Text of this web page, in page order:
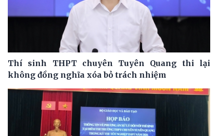
Thí sinh THPT chuyên Tuyên Quang thi lại
không đồng nghĩa xóa bỏ trách nhiệm